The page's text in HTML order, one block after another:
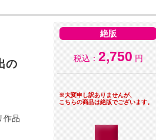
の
作品
絶版
税込： 2,750 円
※大変申し訳ありませんが、
こちらの商品は絶版でございます。